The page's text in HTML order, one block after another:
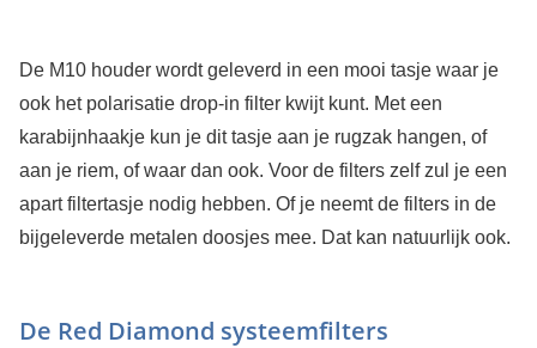
De M10 houder wordt geleverd in een mooi tasje waar je
ook het polarisatie drop-in filter kwijt kunt. Met een
karabijnhaakje kun je dit tasje aan je rugzak hangen, of
aan je riem, of waar dan ook. Voor de filters zelf zul je een
apart filtertasje nodig hebben. Of je neemt de filters in de
bijgeleverde metalen doosjes mee. Dat kan natuurlijk ook.
De Red Diamond systeemfilters